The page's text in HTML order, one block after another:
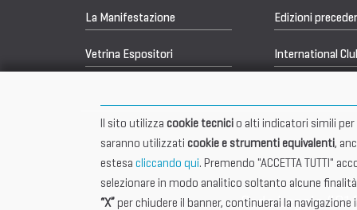
La Manifestazione Edizioni
Vetrina Espositori International
Sede Legale
Il sito utilizza cookie tecnici o alti indicatori simili
saranno utilizzati cookie e strumenti equivalenti,
estesa cliccando qui. Premendo "ACCETTA TUTTI"
selezionare in modo analitico soltanto alcune
“X” per chiudere il banner, continuerai la